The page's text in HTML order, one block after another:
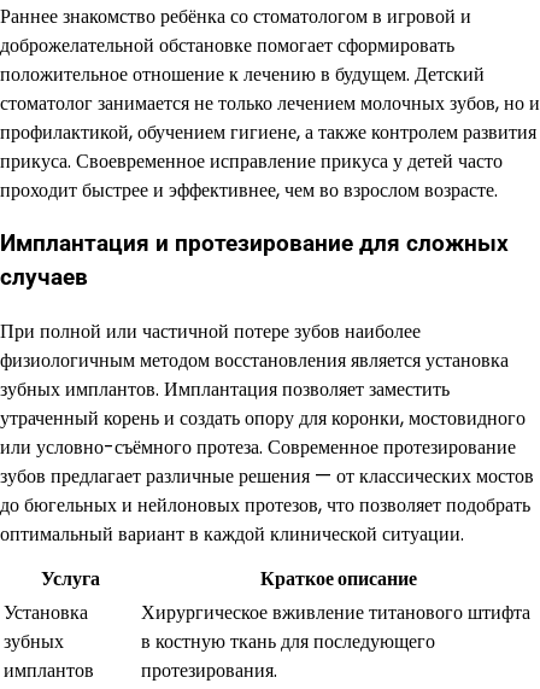
Раннее знакомство ребёнка со стоматологом в игровой и
доброжелательной обстановке помогает сформировать
положительное отношение к лечению в будущем. Детский
стоматолог занимается не только лечением молочных зубов, но и
профилактикой, обучением гигиене, а также контролем развития
прикуса. Своевременное исправление прикуса у детей часто
проходит быстрее и эффективнее, чем во взрослом возрасте.
Имплантация и протезирование для сложных
случаев
При полной или частичной потере зубов наиболее
физиологичным методом восстановления является установка
зубных имплантов. Имплантация позволяет заместить
утраченный корень и создать опору для коронки, мостовидного
или условно-съёмного протеза. Современное протезирование
зубов предлагает различные решения — от классических мостов
до бюгельных и нейлоновых протезов, что позволяет подобрать
оптимальный вариант в каждой клинической ситуации.
Услуга
Краткое описание
Установка
зубных
имплантов
Хирургическое вживление титанового штифта
в костную ткань для последующего
протезирования.